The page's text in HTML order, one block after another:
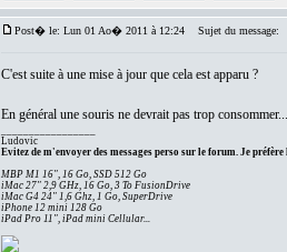
Post� le: Lun 01 Ao� 2011 à 12:24 Sujet du message:
C'est suite à une mise à jour que cela est apparu ?
En général une souris ne devrait pas trop
Ludovic
Evitez de m'envoyer des messages perso sur le forum. Je préfère
MBP M1 16", 16 Go, SSD 512 Go
iMac 27" 2,9 GHz, 16 Go, 3 To FusionDrive
iMac G4 24" 1,6 Ghz, 1 Go, SuperDrive
iPhone 12 mini 128 Go
iPad Pro 11", iPad mini Cellular...